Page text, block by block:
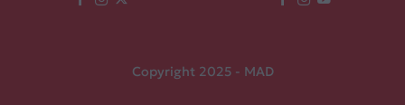
Copyright 2025 - MAD